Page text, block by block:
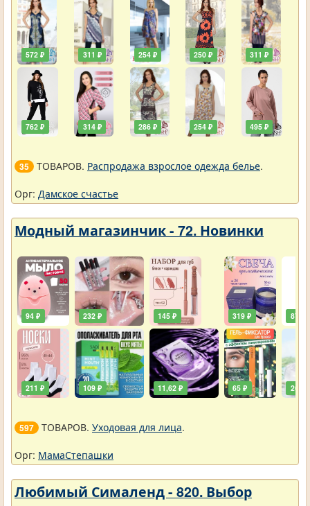
572 ₽
762 ₽
311 ₽
314 ₽
254 ₽
286 ₽
250 ₽
254 ₽
311 ₽
495 ₽
35 ТОВАРОВ. Распродажа взрослое одежда белье.
Орг: Дамское счастье
Модный магазинчик - 72. Новинки
94 ₽
211 ₽
232 ₽
109 ₽
145 ₽
11,62 ₽
319 ₽
65 ₽
87 ₽
261 ₽
597 ТОВАРОВ. Уходовая для лица.
Орг: МамаСтепашки
Любимый Сималенд - 820. Выбор